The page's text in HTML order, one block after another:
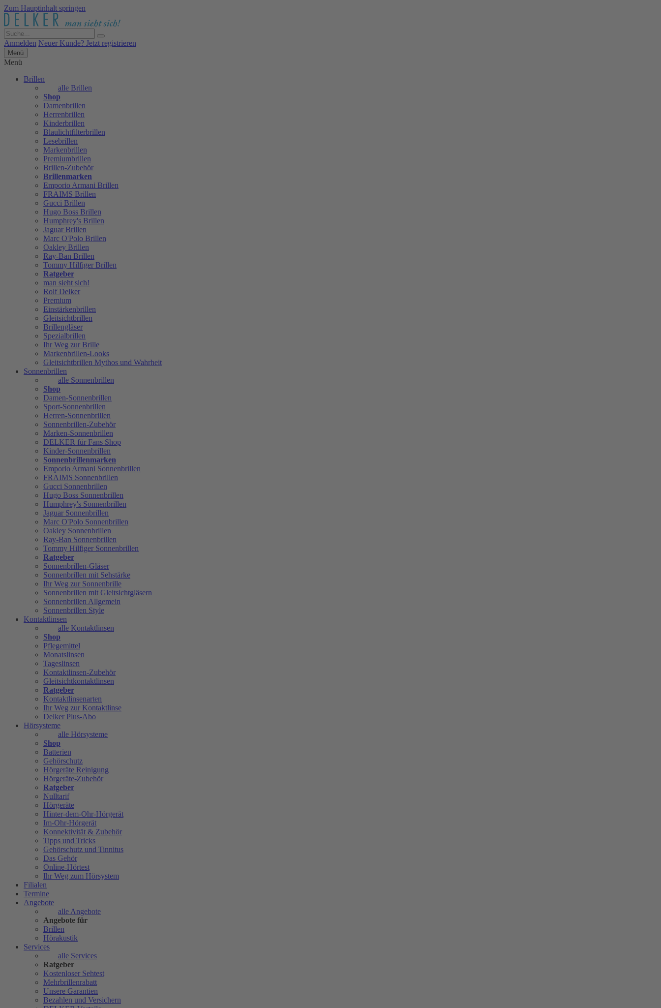
Zum Hauptinhalt springen
Anmelden Neuer Kunde? Jetzt registrieren
Menü
Menü
Brillen
alle Brillen
Shop
Damenbrillen
Herrenbrillen
Kinderbrillen
Blaulichtfilterbrillen
Lesebrillen
Markenbrillen
Premiumbrillen
Brillen-Zubehör
Brillenmarken
Emporio Armani Brillen
FRAIMS Brillen
Gucci Brillen
Hugo Boss Brillen
Humphrey's Brillen
Jaguar Brillen
Marc O'Polo Brillen
Oakley Brillen
Ray-Ban Brillen
Tommy Hilfiger Brillen
Ratgeber
man sieht sich!
Rolf Delker
Premium
Einstärkenbrillen
Gleitsichtbrillen
Brillengläser
Spezialbrillen
Ihr Weg zur Brille
Markenbrillen-Looks
Gleitsichtbrillen Mythos und Wahrheit
Sonnenbrillen
alle Sonnenbrillen
Shop
Damen-Sonnenbrillen
Sport-Sonnenbrillen
Herren-Sonnenbrillen
Sonnenbrillen-Zubehör
Marken-Sonnenbrillen
DELKER für Fans Shop
Kinder-Sonnenbrillen
Sonnenbrillenmarken
Emporio Armani Sonnenbrillen
FRAIMS Sonnenbrillen
Gucci Sonnenbrillen
Hugo Boss Sonnenbrillen
Humphrey's Sonnenbrillen
Jaguar Sonnenbrillen
Marc O'Polo Sonnenbrillen
Oakley Sonnenbrillen
Ray-Ban Sonnenbrillen
Tommy Hilfiger Sonnenbrillen
Ratgeber
Sonnenbrillen-Gläser
Sonnenbrillen mit Sehstärke
Ihr Weg zur Sonnenbrille
Sonnenbrillen mit Gleitsichtgläsern
Sonnenbrillen Allgemein
Sonnenbrillen Style
Kontaktlinsen
alle Kontaktlinsen
Shop
Pflegemittel
Monatslinsen
Tageslinsen
Kontaktlinsen-Zubehör
Gleitsichtkontaktlinsen
Ratgeber
Kontaktlinsenarten
Ihr Weg zur Kontaktlinse
Delker Plus-Abo
Hörsysteme
alle Hörsysteme
Shop
Batterien
Gehörschutz
Hörgeräte Reinigung
Hörgeräte-Zubehör
Ratgeber
Nulltarif
Hörgeräte
Hinter-dem-Ohr-Hörgerät
Im-Ohr-Hörgerät
Konnektivität & Zubehör
Tipps und Tricks
Gehörschutz und Tinnitus
Das Gehör
Online-Hörtest
Ihr Weg zum Hörsystem
Filialen
Termine
Angebote
alle Angebote
Angebote für
Brillen
Hörakustik
Services
alle Services
Ratgeber
Kostenloser Sehtest
Mehrbrillenrabatt
Unsere Garantien
Bezahlen und Versichern